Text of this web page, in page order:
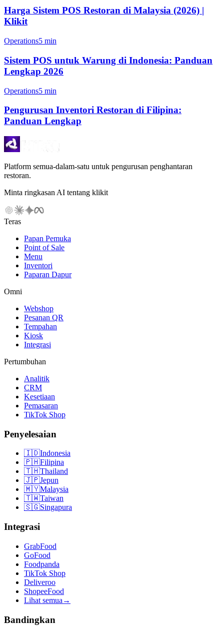
Harga Sistem POS Restoran di Malaysia (2026) |
Klikit
Operations5 min
Sistem POS untuk Warung di Indonesia: Panduan
Lengkap 2026
Operations5 min
Pengurusan Inventori Restoran di Filipina:
Panduan Lengkap
Platform semua-dalam-satu untuk pengurusan penghantaran
restoran.
Minta ringkasan AI tentang klikit
Teras
Papan Pemuka
Point of Sale
Menu
Inventori
Paparan Dapur
Omni
Webshop
Pesanan QR
Tempahan
Kiosk
Integrasi
Pertumbuhan
Analitik
CRM
Kesetiaan
Pemasaran
TikTok Shop
Penyelesaian
🇮🇩Indonesia
🇵🇭Filipina
🇹🇭Thailand
🇯🇵Jepun
🇲🇾Malaysia
🇹🇼Taiwan
🇸🇬Singapura
Integrasi
GrabFood
GoFood
Foodpanda
TikTok Shop
Deliveroo
ShopeeFood
Lihat semua →
Bandingkan